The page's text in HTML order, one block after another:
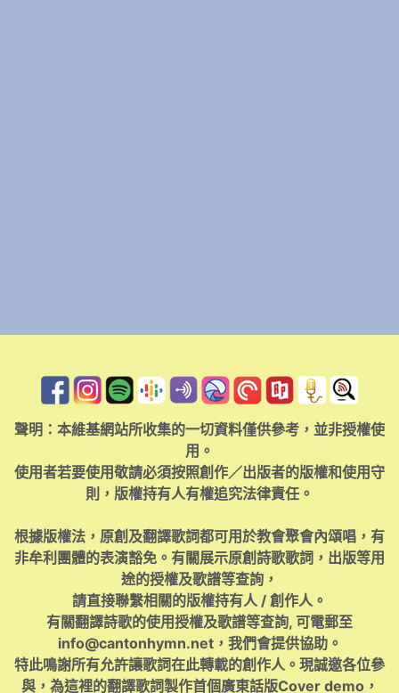
聲明：本維基網站所收集的一切資料僅供參考，並非授權使
用。
使用者若要使用敬請必須按照創作／出版者的版權和使用守
則，版權持有人有權追究法律責任。
根據版權法，原創及翻譯歌詞都可用於教會聚會內頌唱，有
非牟利團體的表演豁免。有關展示原創詩歌歌詞，出版等用
途的授權及歌譜等查詢，
請直接聯繫相關的版權持有人 / 創作人。
有關翻譯詩歌的使用授權及歌譜等查詢, 可電郵至
info@cantonhymn.net，我們會提供協助。
特此鳴謝所有允許讓歌詞在此轉載的創作人。現誠邀各位參
與，為這裡的翻譯歌詞製作首個廣東話版Cover demo，